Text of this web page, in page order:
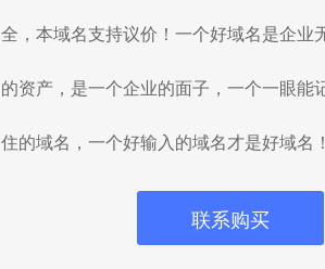
全，本域名支持议价！一个好域名是企业
的资产，是一个企业的面子，一个一眼能
住的域名，一个好输入的域名才是好域名
联系购买